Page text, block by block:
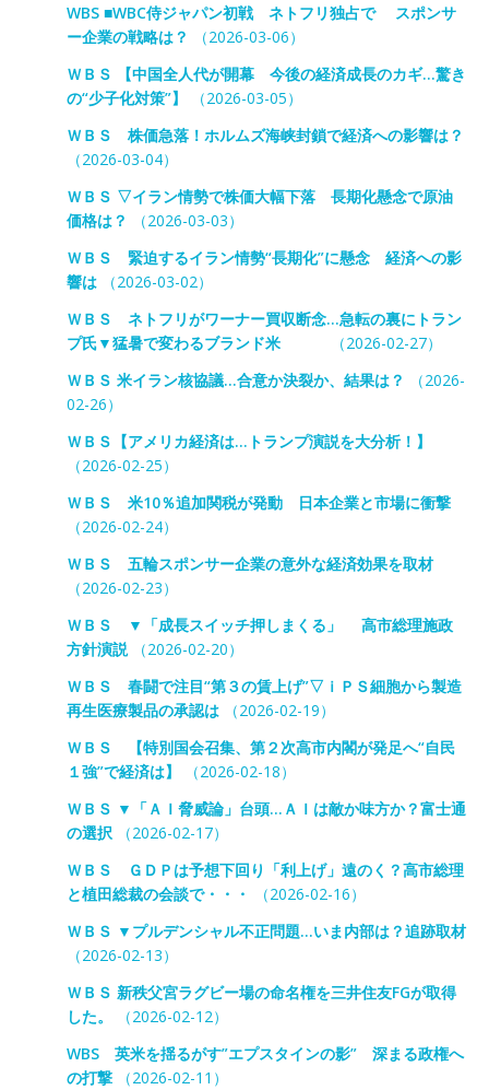
WBS ■WBC侍ジャパン初戦 ネトフリ独占で スポンサ
ー企業の戦略は？
（2026-03-06）
ＷＢＳ 【中国全人代が開幕 今後の経済成長のカギ…驚き
の“少子化対策”】
（2026-03-05）
ＷＢＳ 株価急落！ホルムズ海峡封鎖で経済への影響は？
（2026-03-04）
ＷＢＳ ▽イラン情勢で株価大幅下落 長期化懸念で原油
価格は？
（2026-03-03）
ＷＢＳ 緊迫するイラン情勢“長期化”に懸念 経済への影
響は（2026-03-02）
ＷＢＳ ネトフリがワーナー買収断念…急転の裏にトラン
プ氏▼猛暑で変わるブランド米
（2026-02-27）
ＷＢＳ 米イラン核協議…合意か決裂か、結果は？
（2026-
02-26）
ＷＢＳ【アメリカ経済は…トランプ演説を大分析！】
（2026-02-25）
ＷＢＳ 米10％追加関税が発動 日本企業と市場に衝撃
（2026-02-24）
ＷＢＳ 五輪スポンサー企業の意外な経済効果を取材
（2026-02-23）
ＷＢＳ ▼「成長スイッチ押しまくる」 高市総理施政
方針演説（2026-02-20）
ＷＢＳ 春闘で注目“第３の賃上げ”▽ｉＰＳ細胞から製造
再生医療製品の承認は（2026-02-19）
ＷＢＳ 【特別国会召集、第２次高市内閣が発足へ“自民
１強”で経済は】
（2026-02-18）
ＷＢＳ ▼「ＡＩ脅威論」台頭…ＡＩは敵か味方か？富士通
の選択（2026-02-17）
ＷＢＳ ＧＤＰは予想下回り「利上げ」遠のく？高市総理
と植田総裁の会談で・・・
（2026-02-16）
ＷＢＳ ▼プルデンシャル不正問題…いま内部は？追跡取材
（2026-02-13）
ＷＢＳ 新秩父宮ラグビー場の命名権を三井住友FGが取得
した。
（2026-02-12）
WBS 英米を揺るがす”エプスタインの影” 深まる政権へ
の打撃（2026-02-11）